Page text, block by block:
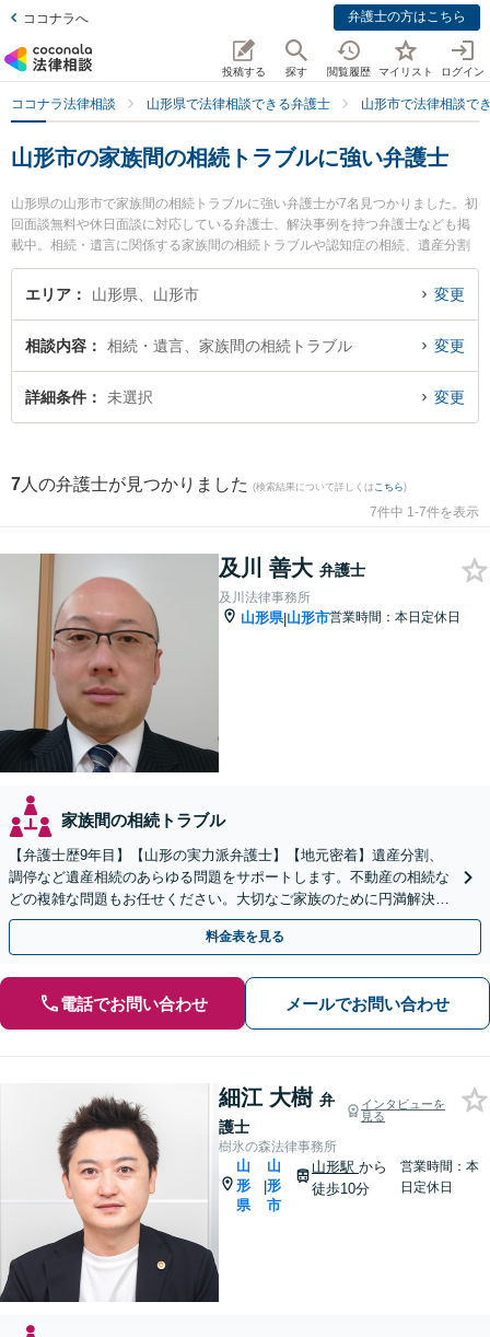
ココナラへ 弁護士の方はこちら
投稿する 探す 閲覧履歴 マイリスト ログイン
ココナラ法律相談 山形県で法律相談できる弁護士 山形市で法律相談で
山形市の家族間の相続トラブルに強い弁護士
山形県の山形市で家族間の相続トラブルに強い弁護士が7名見つかりました。初
回面談無料や休日面談に対応している弁護士、解決事例を持つ弁護士なども掲
載中。相続・遺言に関係する家族間の相続トラブルや認知症の相続、遺産分割
等の細かな分野での絞り込み検索もでき便利です。特に及川法律事務所の及川
善大弁護士や樹氷の森法律事務所の細江 大樹弁護士、ベリーベスト法律事務所
トラブルを今すぐに弁護士に相談したい』『家族間の相続トラブルのトラブル
解決の実績豊富な近くの弁護士を検索したい』『初回相談無料で家族間の相続
トラブルを法律相談できる山形市内の弁護士に相談予約したい』などでお困り
エリア 山形県、山形市 変更
相談内容 相続・遺言、家族間の相続トラブル 変更
詳細条件 未選択 変更
7 人の弁護士が見つかりました (検索結果について詳しくは こちら)
7件中 1-7件を表示
及川 善大 弁護士
及川法律事務所
山形県|山形市営業時間：本日定休日
家族間の相続トラブル
【弁護士歴9年目】【山形の実力派弁護士】【地元密着】遺産分割、
調停など遺産相続のあらゆる問題をサポートします。不動産の相続な
どの複雑な問題もお任せください。大切なご家族のために円満解決を
目指します】
料金表を見る
電話でお問い合わせ メールでお問い合わせ
細江 大樹 弁
護士
インタビューを
見る
樹氷の森法律事務所
山
形
県
|
山
形
市
山形駅 から
徒歩10分
営業時間：本
日定休日